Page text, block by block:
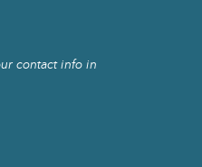
contact info in